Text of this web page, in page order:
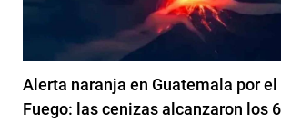
Alerta naranja en Guatemala por el
Fuego: las cenizas alcanzaron los